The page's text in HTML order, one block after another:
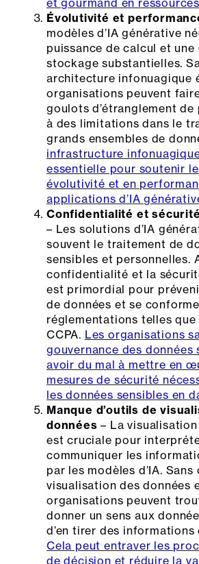
et gourmand en
Évolutivité et
modèles d’IA générative
puissance de calcul et
stockage substantielles.
architecture infonuagique
organisations peuvent
goulots d’étranglement
à des limitations dans le
grands ensembles de
infrastructure
essentielle pour soutenir
évolutivité et en
applications d’IA
Confidentialité et
– Les solutions d’IA
souvent le traitement de
sensibles et personnelles.
confidentialité et la
est primordial pour
de données et se
réglementations telles que
CCPA. Les organisations
gouvernance des données
avoir du mal à mettre en
mesures de sécurité
les données sensibles en
Manque d’outils de
données – La
est cruciale pour
communiquer les
par les modèles d’IA.
visualisation des données
organisations peuvent
donner un sens aux
d’en tirer des
Cela peut entraver les
de décision et réduire la